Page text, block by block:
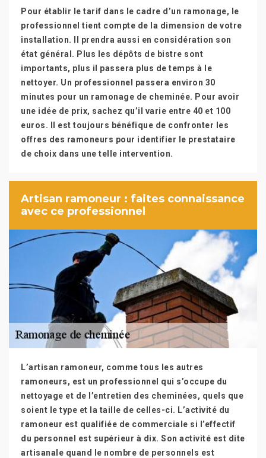
Pour établir le tarif dans le cadre d’un ramonage, le
professionnel tient compte de la dimension de votre
installation. Il prendra aussi en considération son
état général. Plus les dépôts de bistre sont
importants, plus il passera plus de temps à le
nettoyer. Un professionnel passera environ 30
minutes pour un ramonage de cheminée. Pour avoir
une idée de prix, sachez qu’il varie entre 40 et 100
euros. Il est toujours bénéfique de confronter les
offres des ramoneurs pour identifier le prestataire
de choix dans une telle intervention.
Artisan ramoneur : faites connaissance
avec ce professionnel
L’artisan ramoneur, comme tous les autres
ramoneurs, est un professionnel qui s’occupe du
nettoyage et de l’entretien des cheminées, quels que
soient le type et la taille de celles-ci. L’activité du
ramoneur est qualifiée de commerciale si l’effectif
du personnel est supérieur à dix. Son activité est dite
artisanale quand le nombre de personnels est